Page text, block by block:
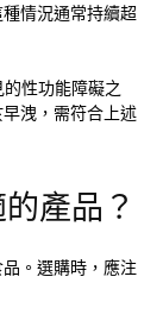
情況通常持續超
性功能障礙之
洩，需符合上述
產品？
。選購時，應注